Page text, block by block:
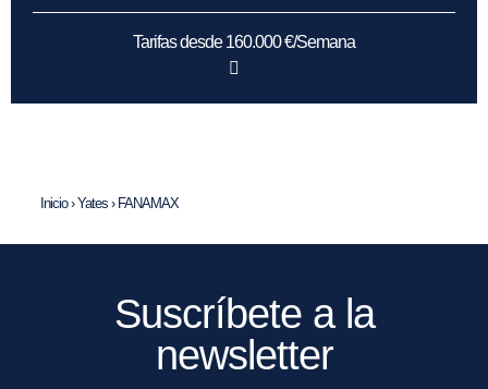
Tarifas desde 160.000 €/Semana
Inicio›Yates › FANAMAX
Suscríbete a la
newsletter